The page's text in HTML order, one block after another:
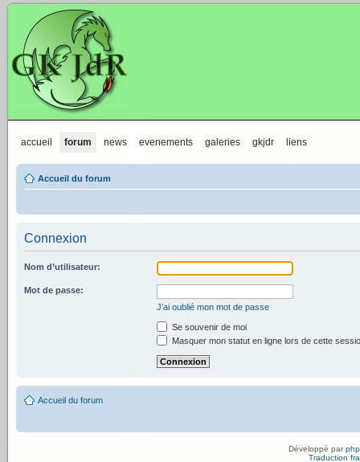
accueil forum news evenements galeries gkjdr liens
Accueil du forum
Connexion
Nom d’utilisateur:
Mot de passe:
J’ai oublié mon mot de passe
Se souvenir de moi
Masquer mon statut en ligne lors de cette
Accueil du forum
Développé par
Traduction